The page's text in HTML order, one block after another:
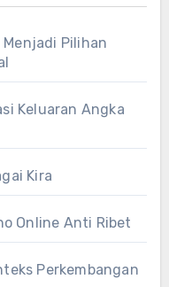
Menjadi Pilihan
Keluaran Angka
Kira
Online Anti Ribet
Perkembangan